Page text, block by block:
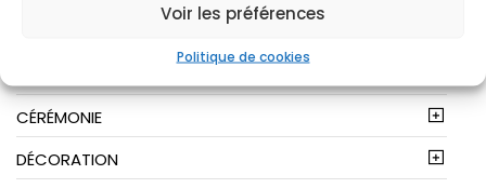
Voir les préférences
Politique de cookies
CÉRÉMONIE
DÉCORATION